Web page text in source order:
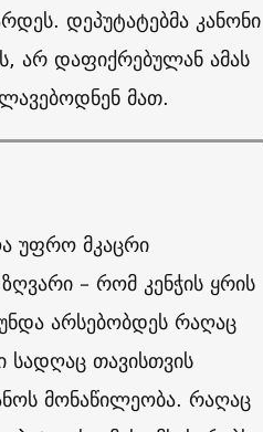
დეპუტატებმა კანონი
არ დაფიქრებულან ამას
მათ.
უფრო მკაცრი
– რომ კენჭის ყრის
არსებობდეს რაღაც
სადღაც თავისთვის
მონაწილეობა. რაღაც